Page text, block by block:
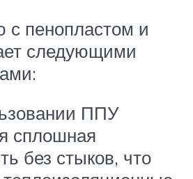
с пенопластом и
следующими
ППУ
сплошная
без стыков, что